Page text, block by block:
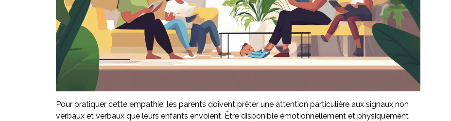
Pour pratiquer cette empathie, les parents doivent prêter une attention particulière aux signaux non
verbaux et verbaux que leurs enfants envoient. Être disponible émotionnellement et physiquement